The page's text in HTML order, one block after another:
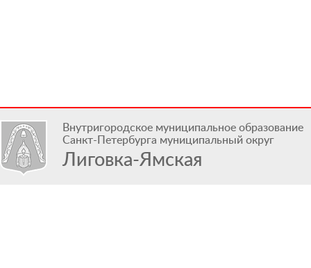
Внутригородское муниципальное образование
Санкт-Петербурга муниципальный округ
Лиговка-Ямская